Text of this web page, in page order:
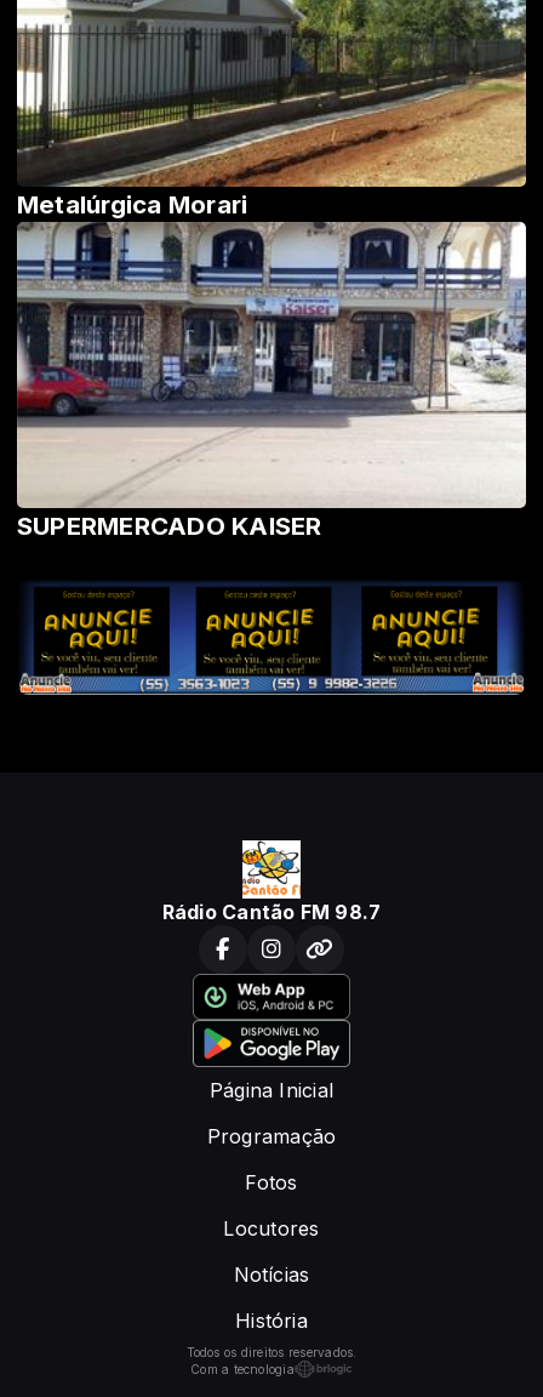
Metalúrgica Morari
SUPERMERCADO KAISER
Rádio Cantão FM 98.7
Página Inicial
Programação
Fotos
Locutores
Notícias
História
Todos os direitos reservados.
Com a tecnologia